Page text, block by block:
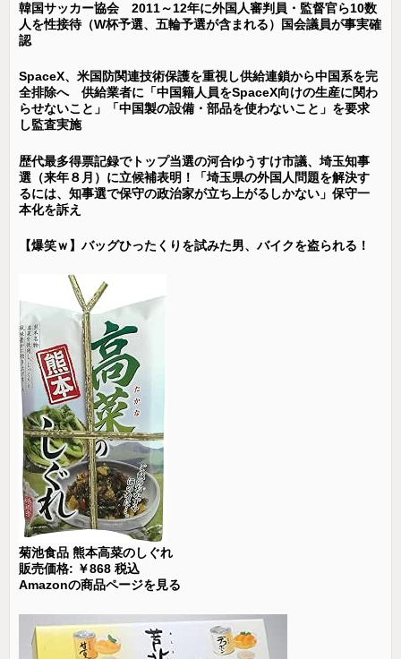
韓国サッカー協会 2011～12年に外国人審判員・監督官ら10数
人を性接待（W杯予選、五輪予選が含まれる）国会議員が事実確
認
SpaceX、米国防関連技術保護を重視し供給連鎖から中国系を完
全排除へ 供給業者に「中国籍人員をSpaceX向けの生産に関わ
らせないこと」「中国製の設備・部品を使わないこと」を要求
し監査実施
歴代最多得票記録でトップ当選の河合ゆうすけ市議、埼玉知事
選（来年８月）に立候補表明！「埼玉県の外国人問題を解決す
るには、知事選で保守の政治家が立ち上がるしかない」保守一
本化を訴え
【爆笑ｗ】バッグひったくりを試みた男、バイクを盗られる！
菊池食品 熊本高菜のしぐれ
販売価格: ￥868 税込
Amazonの商品ページを見る